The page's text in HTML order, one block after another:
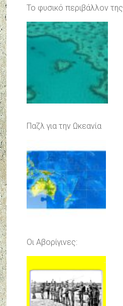
Το φυσικό περιβάλλον
Παζλ για την Ωκεανία
Οι Αβορίγινες: